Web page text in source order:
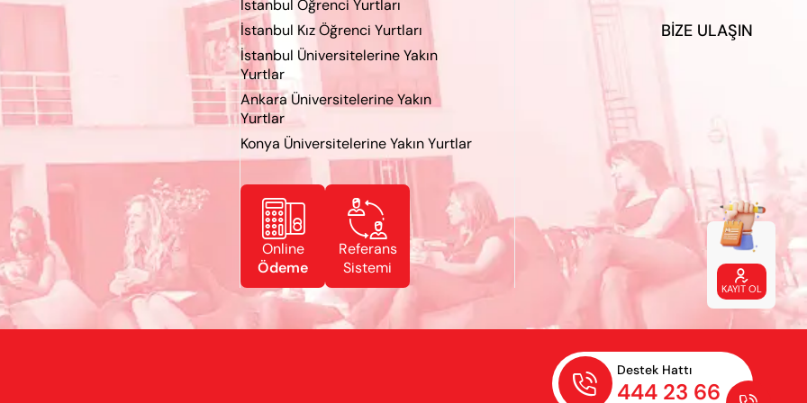

KAYIT OL
İstanbul Öğrenci Yurtları
İstanbul Kız Öğrenci Yurtları
İstanbul Üniversitelerine Yakın
Yurtlar
Ankara Üniversitelerine Yakın
Yurtlar
Konya Üniversitelerine Yakın Yurtlar

Online
Ödeme

Referans
Sistemi
BIZE ULAŞIN

Destek Hattı
444 23 66